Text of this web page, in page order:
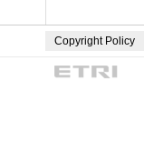
Copyright Policy